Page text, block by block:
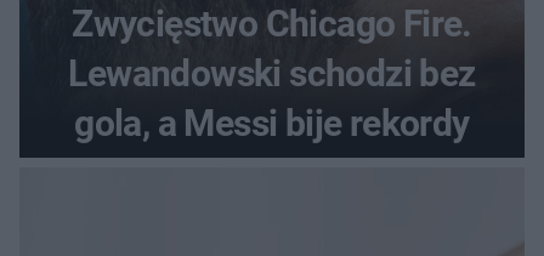
Zwycięstwo Chicago Fire.
Lewandowski schodzi bez
gola, a Messi bije rekordy